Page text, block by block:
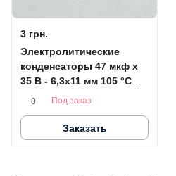
3 грн.
Электролитические
конденсаторы 47 мкф x
35 В - 6,3x11 мм 105 °C
HITANO
0 Под заказ
Заказать